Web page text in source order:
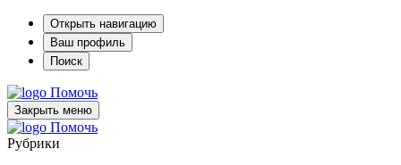
Открыть навигацию
Ваш профиль
Поиск
Помочь
Закрыть меню
Помочь
Рубрики